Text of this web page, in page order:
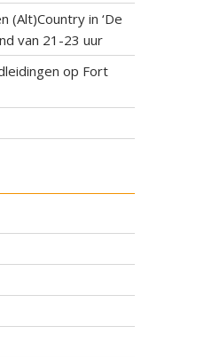
(Alt)Country in ‘De
van 21-23 uur
op Fort